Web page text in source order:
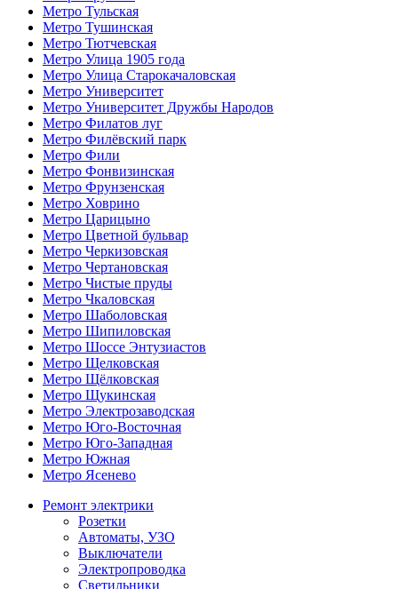
Метро Тульская
Метро Тушинская
Метро Тютчевская
Метро Улица 1905 года
Метро Улица Старокачаловская
Метро Университет
Метро Университет Дружбы Народов
Метро Филатов луг
Метро Филёвский парк
Метро Фили
Метро Фонвизинская
Метро Фрунзенская
Метро Ховрино
Метро Царицыно
Метро Цветной бульвар
Метро Черкизовская
Метро Чертановская
Метро Чистые пруды
Метро Чкаловская
Метро Шаболовская
Метро Шипиловская
Метро Шоссе Энтузиастов
Метро Щелковская
Метро Щёлковская
Метро Щукинская
Метро Электрозаводская
Метро Юго-Восточная
Метро Юго-Западная
Метро Южная
Метро Ясенево
Ремонт электрики
Розетки
Автоматы, УЗО
Выключатели
Электропроводка
Светильники